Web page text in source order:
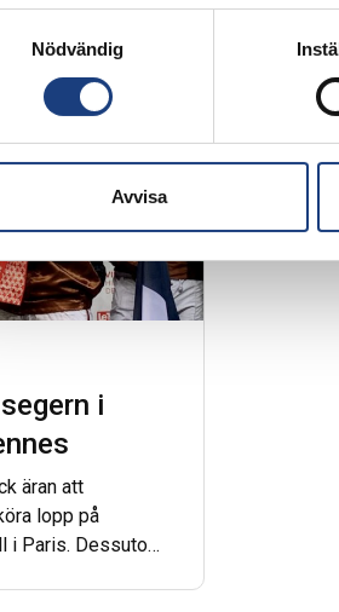
Nödvändig
Avvisa
i
äran att
lopp på
i Paris. Dessutom